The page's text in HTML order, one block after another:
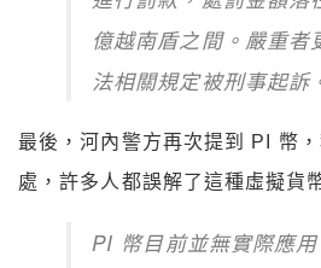
億越南盾之間。嚴重者
法相關規定被刑事起訴
最後，河內警方再次提到 PI 幣
處，許多人都誤解了這種虛擬貨
PI 幣目前並無實際應